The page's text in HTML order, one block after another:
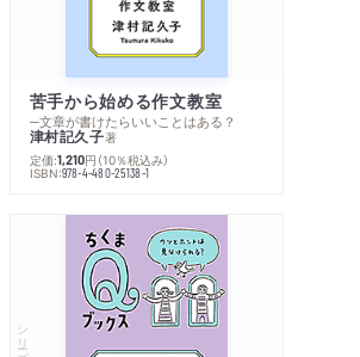
苦手から始める作文教室
─文章が書けたらいいことはある？
津村記久子著
定価:1,210円 （10％税込み）
ISBN:978-4-480-25138-1
シリーズ・全集